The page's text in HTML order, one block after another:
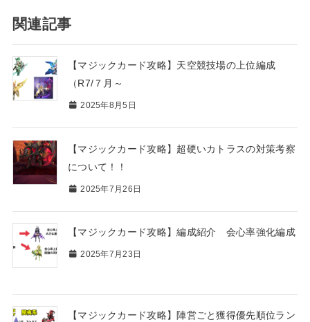
関連記事
【マジックカード攻略】天空競技場の上位編成
（R7/７月～
2025年8月5日
【マジックカード攻略】超硬いカトラスの対策考察
について！！
2025年7月26日
【マジックカード攻略】編成紹介 会心率強化編成
2025年7月23日
【マジックカード攻略】陣営ごと獲得優先順位ラン